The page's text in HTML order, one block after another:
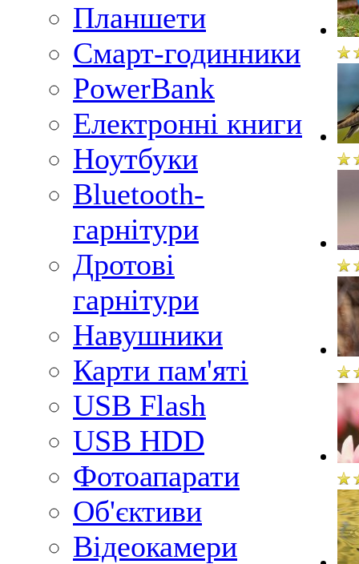
Планшети
Смарт-годинники
PowerBank
Електронні книги
Ноутбуки
Bluetooth-
гарнітури
Дротові
гарнітури
Навушники
Карти пам'яті
USB Flash
USB HDD
Фотоапарати
Об'єктиви
Відеокамери